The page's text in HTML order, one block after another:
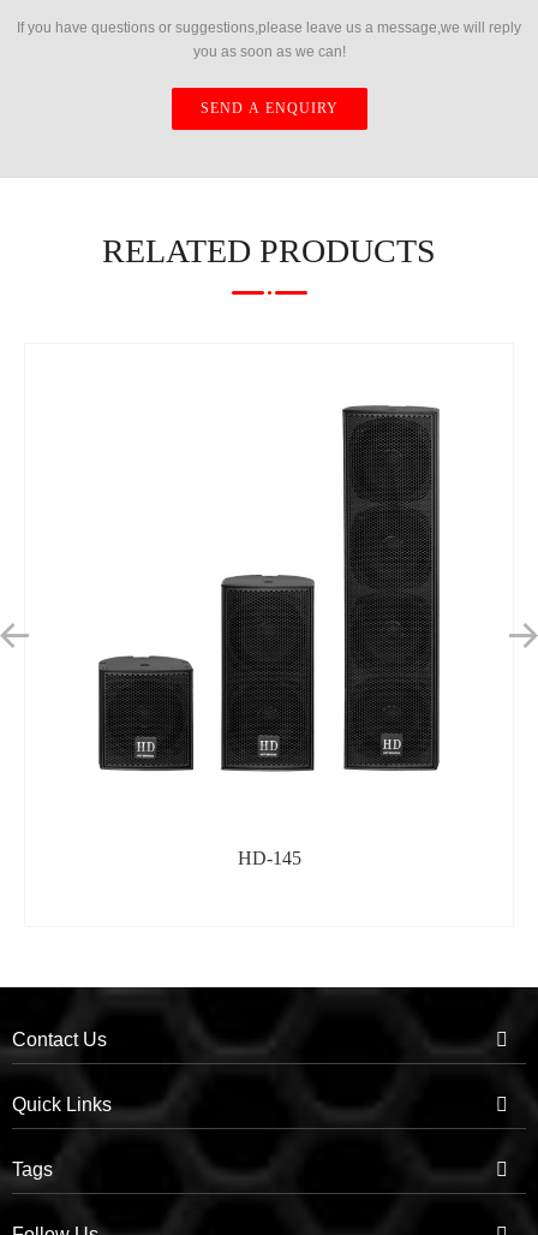
If you have questions or suggestions,please leave us a message,we will reply
you as soon as we can!
RELATED PRODUCTS
HD-145
Contact Us
Quick Links
Tags